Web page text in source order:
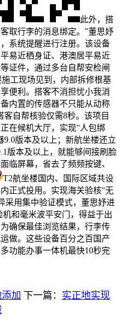
此外，搭
取行李的消息绑定。”董思妤
系统提醒进行注册。该设备
易近栖身证、港澳居平易近
证件，通过多台自帮安检闸
工现场见到，内部拆修根基
便利。搭客不消担忧小我消
内置的传感器不只能从动称
自帮核验仅需8秒。该项目
在候机大厅，实现“人包绑
版本及以上；新航坐楼还立
版本及以上，就能够间接刷脸
临屏幕，省去了频频按键、
T2航坐楼国内、国际区域共设
正式投用。实现海关验核“无
采用集中验证模式，董思妤进
和毫米波平安门，得益于出
确保最佳浏览结果，行李传
做。这些设备百分之百国产
功能办事一体机最快10秒完
加 下一篇： 实正地实现